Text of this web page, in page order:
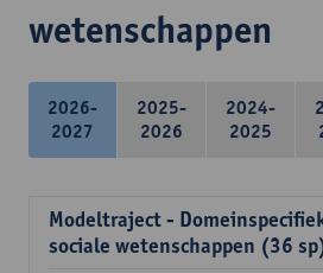
wetenschappen
2026-
2027
2025-
2026
2024-
2025
Modeltraject -
sociale wetenschappen (36